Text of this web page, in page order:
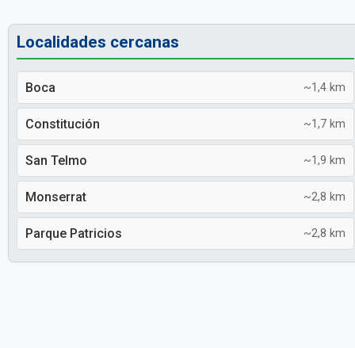
Localidades cercanas
Boca ~1,4 km
Constitución ~1,7 km
San Telmo ~1,9 km
Monserrat ~2,8 km
Parque Patricios ~2,8 km